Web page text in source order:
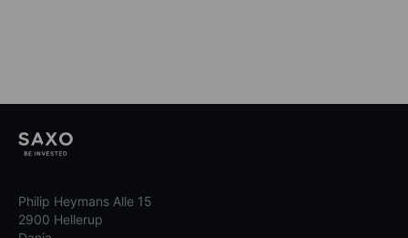
Philip Heymans Alle 15
2900 Hellerup